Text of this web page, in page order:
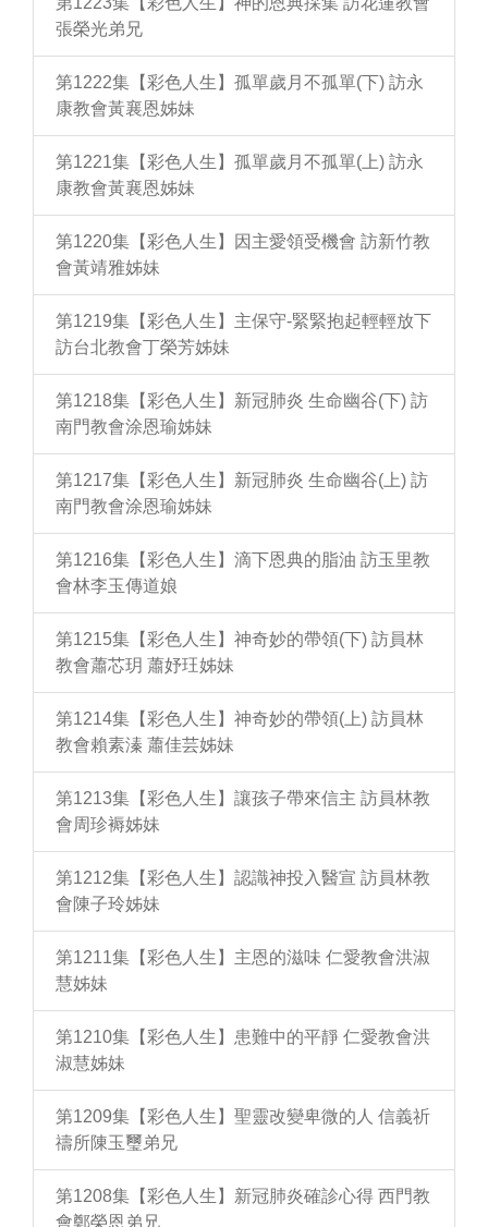
張榮光弟兄
第1222集【彩色人生】孤單歲月不孤單(下) 訪永
康教會黃襄恩姊妹
第1221集【彩色人生】孤單歲月不孤單(上) 訪永
康教會黃襄恩姊妹
第1220集【彩色人生】因主愛領受機會 訪新竹教
會黃靖雅姊妹
第1219集【彩色人生】主保守-緊緊抱起輕輕放下
訪台北教會丁榮芳姊妹
第1218集【彩色人生】新冠肺炎 生命幽谷(下) 訪
南門教會涂恩瑜姊妹
第1217集【彩色人生】新冠肺炎 生命幽谷(上) 訪
南門教會涂恩瑜姊妹
第1216集【彩色人生】滴下恩典的脂油 訪玉里教
會林李玉傳道娘
第1215集【彩色人生】神奇妙的帶領(下) 訪員林
教會蕭芯玥 蕭妤玨姊妹
第1214集【彩色人生】神奇妙的帶領(上) 訪員林
教會賴素溱 蕭佳芸姊妹
第1213集【彩色人生】讓孩子帶來信主 訪員林教
會周珍褥姊妹
第1212集【彩色人生】認識神投入醫宣 訪員林教
會陳子玲姊妹
第1211集【彩色人生】主恩的滋味 仁愛教會洪淑
慧姊妹
第1210集【彩色人生】患難中的平靜 仁愛教會洪
淑慧姊妹
第1209集【彩色人生】聖靈改變卑微的人 信義祈
禱所陳玉璽弟兄
第1208集【彩色人生】新冠肺炎確診心得 西門教
會鄭榮恩弟兄